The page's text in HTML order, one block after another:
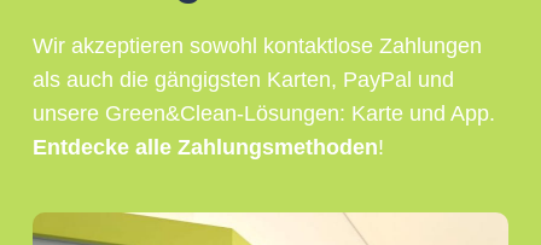
Wir akzeptieren sowohl kontaktlose Zahlungen
als auch die gängigsten Karten, PayPal und
unsere Green&Clean-Lösungen: Karte und App.
Entdecke alle Zahlungsmethoden!